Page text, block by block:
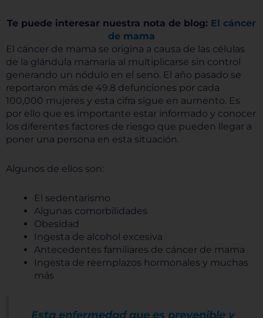
Te puede interesar nuestra nota de blog: El cáncer
de mama
El cáncer de mama se origina a causa de las células
de la glándula mamaria al multiplicarse sin control
generando un nódulo en el seno. El año pasado se
reportaron más de 49.8 defunciones por cada
100,000 mujeres y esta cifra sigue en aumento. Es
por ello que es importante estar informado y conocer
los diferentes factores de riesgo que pueden llegar a
poner una persona en esta situación.
Algunos de ellos son:
El sedentarismo
Algunas comorbilidades
Obesidad
Ingesta de alcohol excesiva
Antecedentes familiares de cáncer de mama
Ingesta de reemplazos hormonales y muchas
más
Esta enfermedad que es prevenible y